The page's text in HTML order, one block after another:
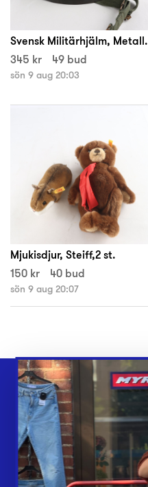
Svensk Militärhjälm, Metall.
345 kr
49 bud
sön 9 aug 20:03
Mjukisdjur, Steiff,2 st.
150 kr
40 bud
sön 9 aug 20:07
Webbshop
Butiker
Lämna in
Vårt överskott